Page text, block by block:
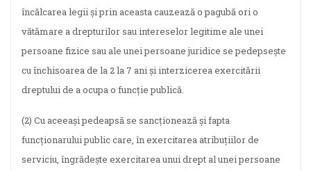
încălcarea legii şi prin aceasta cauzează o pagubă ori o
vătămare a drepturilor sau intereselor legitime ale unei
persoane fizice sau ale unei persoane juridice se pedepseşte
cu închisoarea de la 2 la 7 ani şi interzicerea exercitării
dreptului de a ocupa o funcţie publică.
(2) Cu aceeaşi pedeapsă se sancţionează şi fapta
funcţionarului public care, în exercitarea atribuţiilor de
serviciu, îngrădeşte exercitarea unui drept al unei persoane